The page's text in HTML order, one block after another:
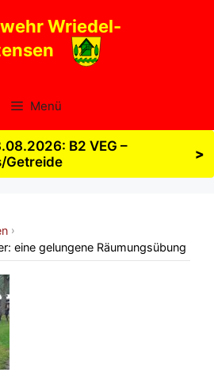
Wriedel-
Menü
B2 VEG –
Getreide
>
›
eine gelungene Räumungsübung